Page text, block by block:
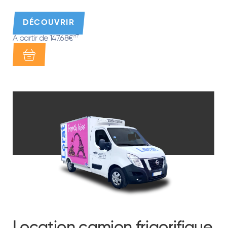
DÉCOUVRIR
À partir de 147.68€ HT*